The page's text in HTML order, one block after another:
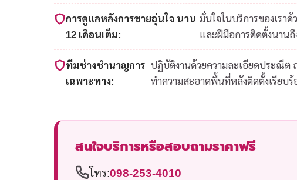
การดูแลหลังการขายอุ่นใจ นาน
12 เดือนเต็ม:
มั่นใจในบริการของเรา
และฝีมือการติดตั้งนานถึ
ทีมช่างชำนาญการ
เฉพาะทาง:
ปฏิบัติงานด้วยความละเอียดประณีต
ทำความสะอาดพื้นที่หลังติดตั้งเรียบร้
สนใจบริการหรือสอบถามราคาฟรี
โทร:098-253-4010